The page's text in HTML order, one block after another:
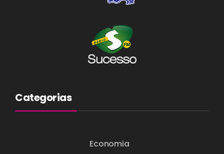
Categorias
Economia